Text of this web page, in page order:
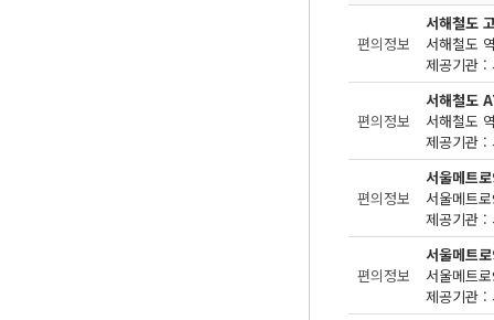
편의정보
서해철도
제공기관 :
편의정보
서해철도
제공기관 :
편의정보
서울메트
제공기관 :
편의정보
서울메트
제공기관 :